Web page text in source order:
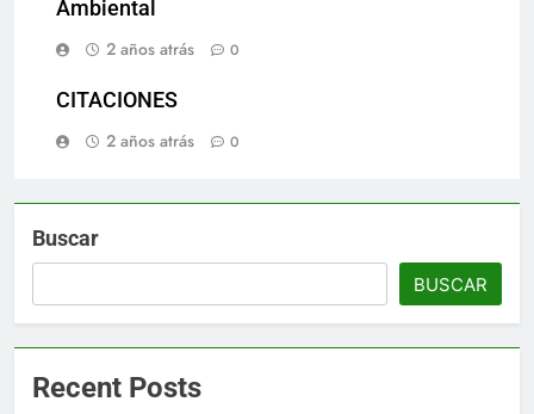
Ambiental
2 años atrás
0
CITACIONES
2 años atrás
0
Buscar
BUSCAR
Recent Posts